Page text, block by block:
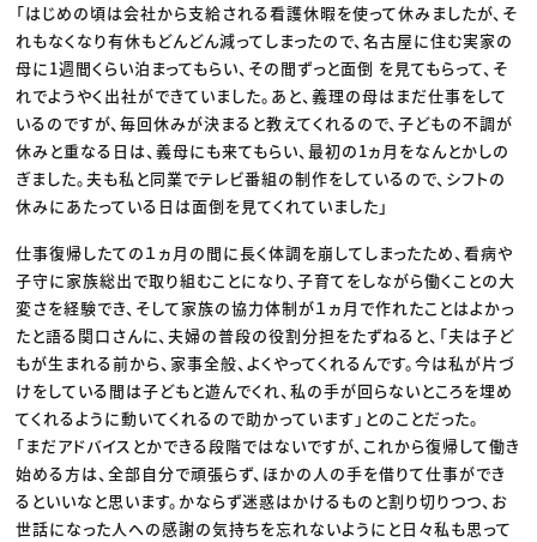
「はじめの頃は会社から支給される看護休暇を使って休みましたが、そ
れもなくなり有休もどんどん減ってしまったので、名古屋に住む実家の
母に1週間くらい泊まってもらい、その間ずっと面倒 を見てもらって、そ
れでようやく出社ができていました。あと、義理の母はまだ仕事をして
いるのですが、毎回休みが決まると教えてくれるので、子どもの不調が
休みと重なる日は、義母にも来てもらい、最初の1ヵ月をなんとかしの
ぎました。夫も私と同業でテレビ番組の制作をしているので、シフトの
休みにあたっている日は面倒を見てくれていました」
仕事復帰したての１ヵ月の間に長く体調を崩してしまったため、看病や
子守に家族総出で取り組むことになり、子育てをしながら働くことの大
変さを経験でき、そして家族の協力体制が１ヵ月で作れたことはよかっ
たと語る関口さんに、夫婦の普段の役割分担をたずねると、「夫は子ど
もが生まれる前から、家事全般、よくやってくれるんです。今は私が片づ
けをしている間は子どもと遊んでくれ、私の手が回らないところを埋め
てくれるように動いてくれるので助かっています」とのことだった。
「まだアドバイスとかできる段階ではないですが、これから復帰して働き
始める方は、全部自分で頑張らず、ほかの人の手を借りて仕事ができ
るといいなと思います。かならず迷惑はかけるものと割り切りつつ、お
世話になった人への感謝の気持ちを忘れないようにと日々私も思って